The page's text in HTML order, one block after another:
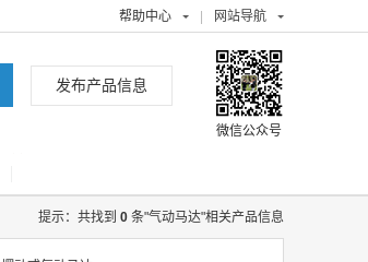
帮助中心 网站导航
发布产品信息
微信公众号
提示：共找到 0 条"气动马达"相关产品信息